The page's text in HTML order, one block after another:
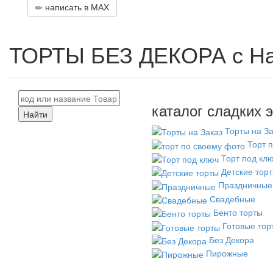
написать в МАХ
ТОРТЫ БЕЗ ДЕКОРА с
Найти каталог сладких
Торты на
Торт
Торт под
Детские
Праздничные
Свадебные
Бенто торты
Готовые
Без Декора
Пирожные